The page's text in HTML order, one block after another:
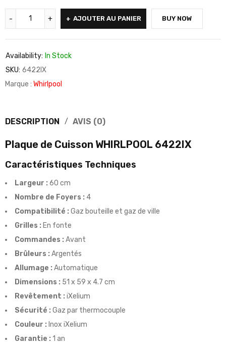
AJOUTER AU PANIER BUY NOW
Availability: In Stock
SKU: 6422IX
Marque : Whirlpool
DESCRIPTION AVIS (0)
Plaque de Cuisson WHIRLPOOL 6422IX
Caractéristiques Techniques
Largeur : 60 cm
Nombre de Foyers : 4
Compatibilité : Gaz bouteille et gaz de ville
Grilles : En fonte
Commandes : Avant
Brûleurs : Argentés
Allumage : Automatique
Dimensions : 51 x 59 x 4.7 cm
Revêtement : iXelium
Sécurité : Gaz par thermocouple
Couleur : Inox iXelium
Garantie : 1 an